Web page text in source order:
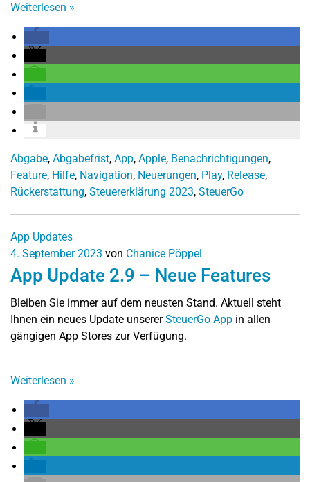
Weiterlesen »
Abgabe, Abgabefrist, App, Apple, Benachrichtigungen,
Feature, Hilfe, Navigation, Neuerungen, Play, Release,
Rückerstattung, Steuererklärung 2023, SteuerGo
App Updates
4. September 2023 von Chanice Pöppel
App Update 2.9 – Neue Features
Bleiben Sie immer auf dem neusten Stand. Aktuell steht
Ihnen ein neues Update unsererSteuerGo App in allen
gängigen App Stores zur Verfügung.
Weiterlesen »